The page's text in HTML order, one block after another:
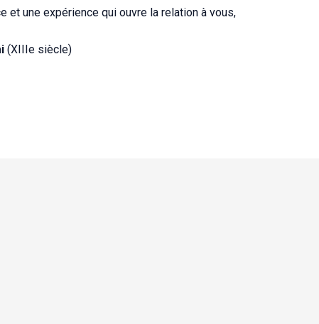
et une expérience qui ouvre la relation à vous,
(XIIIe siècle)